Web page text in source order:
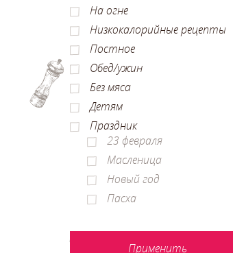
На огне
Низкокалорийные рецепты
Постное
Обед/ужин
Без мяса
Детям
Праздник
23 февраля
Масленица
Новый год
Пасха